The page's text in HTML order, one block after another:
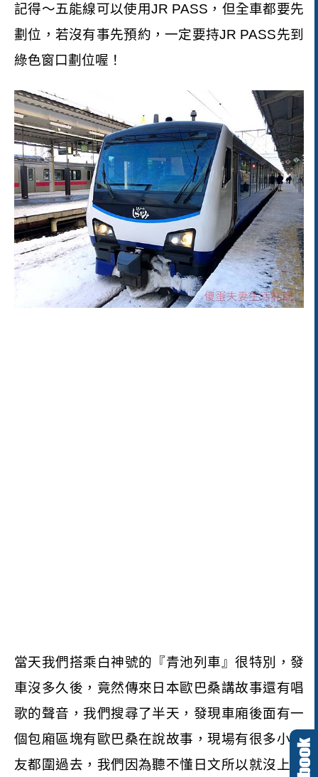
記得～五能線可以使用JR PASS ，但全車都要先
劃位，若沒有事先預約，一定要持JR PASS先到
綠色窗口劃位喔！
當天我們搭乘白神號的『青池列車』很特別，發
車沒多久後，竟然傳來日本歐巴桑講故事還有唱
歌的聲音，我們搜尋了半天，發現車廂後面有一
個包廂區塊有歐巴桑在說故事，現場有很多小朋
友都圍過去，我們因為聽不懂日文所以就沒上去